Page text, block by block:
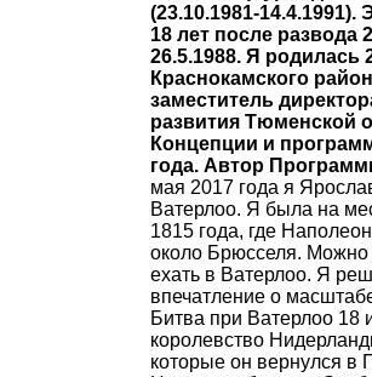
(23.10.1981-14.4.1991).
18 лет после развода
26.5.1988. Я родилась
Краснокамского
заместитель
развития Тюменской
Концепции и
года. Автор
мая 2017 года я
Ватерлоо. Я была на
1815 года, где
около Брюсселя.
ехать в Ватерлоо. Я
впечатление о
Битва при Ватерлоо 18
королевство
которые он вернулся в